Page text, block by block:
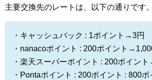
主要交換先のレートは、以下の通りです。
・キャッシュバック : 1ポイント→3円
・nanacoポイント : 200ポイント
・楽天スーパーポイント : 200ポイン
・Pontaポイント : 200ポイント : 800ポ